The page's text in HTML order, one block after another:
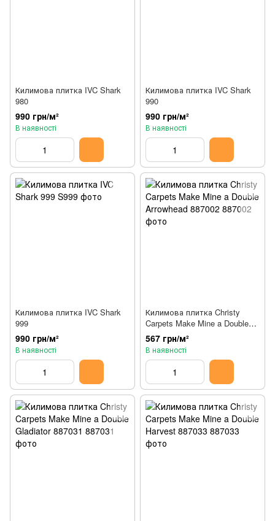
Килимова плитка IVC Shark
980
990 грн/м²
В наявності
Килимова плитка IVC Shark
990
990 грн/м²
В наявності
Килимова плитка IVC Shark
999
990 грн/м²
В наявності
Килимова плитка Christy
Carpets Make Mine a Double
Arrowhead 887002
567 грн/м²
В наявності